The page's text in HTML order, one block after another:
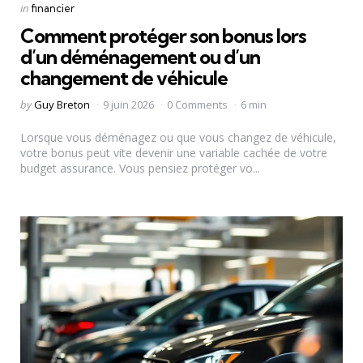
Categories
Posted
infinancier
Comment protéger son bonus lors
d’un déménagement ou d’un
changement de véhicule
Posted
byGuy Breton 9 juin 2026 0 Comments 6 min
Lorsque vous déménagez ou que vous changez de véhicule,
votre bonus peut vite devenir une variable cachée de votre
budget assurance. Vous pensiez protéger vo...